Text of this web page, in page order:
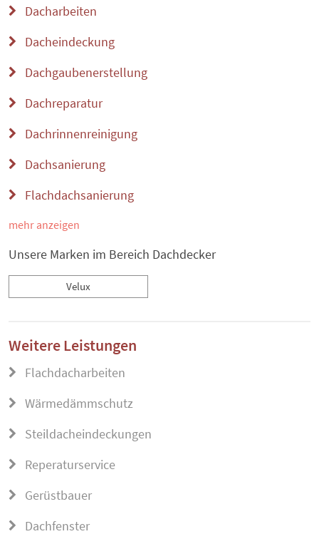
Dacharbeiten
Dacheindeckung
Dachgaubenerstellung
Dachreparatur
Dachrinnenreinigung
Dachsanierung
Flachdachsanierung
mehr anzeigen
Unsere Marken im Bereich Dachdecker
Velux
Weitere Leistungen
Flachdacharbeiten
Wärmedämmschutz
Steildacheindeckungen
Reperaturservice
Gerüstbauer
Dachfenster